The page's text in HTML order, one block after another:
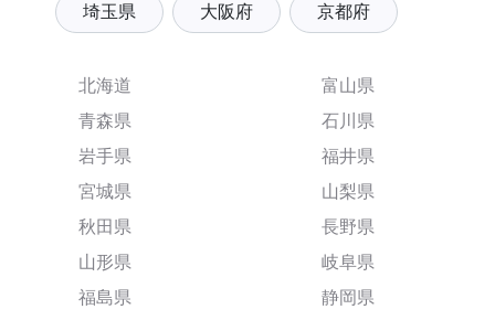
埼玉県 大阪府 京都府
北海道
青森県
岩手県
宮城県
秋田県
山形県
福島県
富山県
石川県
福井県
山梨県
長野県
岐阜県
静岡県